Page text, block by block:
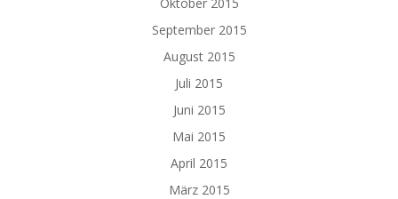
September 2015
August 2015
Juli 2015
Juni 2015
Mai 2015
April 2015
März 2015